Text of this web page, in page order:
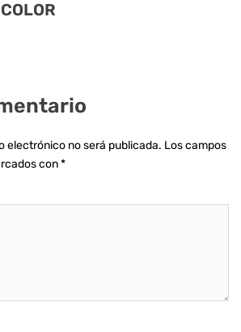
electrónico no será publicada. Los campos
con*